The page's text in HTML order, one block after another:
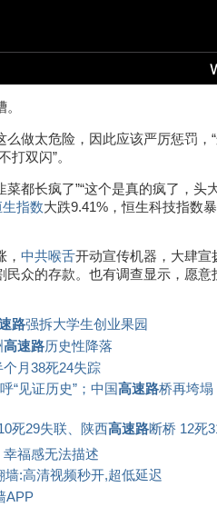
做太危险，因此应该严厉惩罚，
打双闪”。
菜都长疯了”“这个是真的疯了，
生指数大跌9.41%，恒生科技指数
中共喉舌开动宣传机器，大肆宣
民众的存款。也有调查显示，愿
路强拆大学生创业果园
高速路历史性降落
月38死24失踪
“见证历史”；中国高速路桥再垮塌
死29失联、陕西高速路断桥 12死
福感无法描述
:高清视频秒开,超低延迟
APP